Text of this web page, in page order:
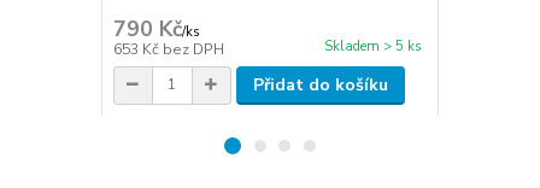
790 Kč/ks
653 Kč bez DPH Skladem > 5 ks
Přidat do košíku